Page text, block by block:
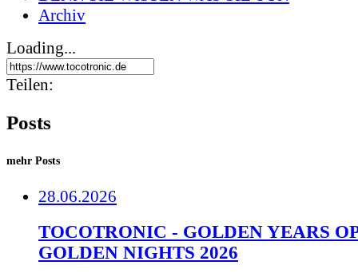
Archiv
Loading...
Teilen:
Posts
mehr Posts
28.06.2026
TOCOTRONIC - GOLDEN YEARS
GOLDEN NIGHTS 2026